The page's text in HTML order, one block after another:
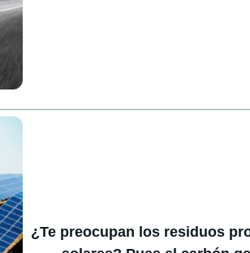
¿Te preocupan los residuos